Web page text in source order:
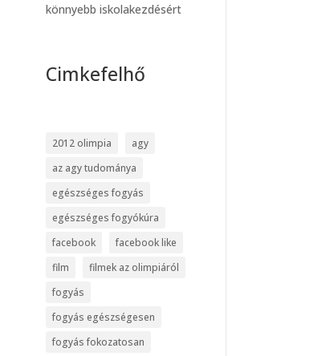
könnyebb iskolakezdésért
Cimkefelhő
2012 olimpia
agy
az agy tudománya
egészséges fogyás
egészséges fogyókúra
facebook
facebook like
film
filmek az olimpiáról
fogyás
fogyás egészségesen
fogyás fokozatosan